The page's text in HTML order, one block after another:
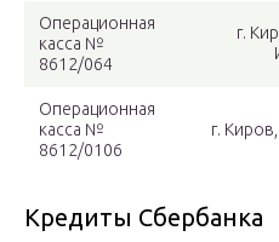
Операционная
касса №
8612/064
г.
Операционная
касса №
8612/0106
г.
Кредиты Сбербанка